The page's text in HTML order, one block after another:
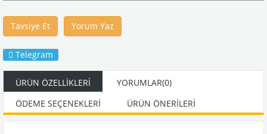
Tavsiye Et Yorum Yaz
Telegram
ÜRÜN ÖZELLIKLERI YORUMLAR(0)
ÖDEME SEÇENEKLERI
ÜRÜN ÖNERILERI